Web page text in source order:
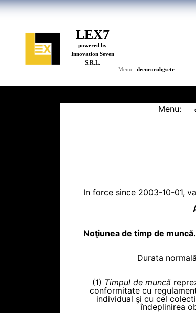
LEX7
powered by
Innovation Seven
S.R.L.
Menu: deenrorubgsetr
Menu:
In force since 2003-10-01,
Noţiunea de timp de muncă.
Durata
(1) Timpul de muncă
conformitate cu
individual şi cu cel
îndeplinirea